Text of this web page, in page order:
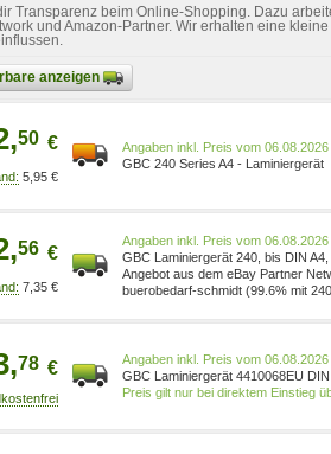
Transparenz beim Online-Shopping. Dazu
und Amazon-Partner. Wir erhalten eine
anzeigen
50 €
5,95 €
Preis vom 06.08.2026
GBC 240 Series A4 - Laminiergerät
56 €
7,35 €
Preis vom
GBC Laminiergerät 240, bis DIN
5028252645034
Angebot aus dem eBay Partner
buerobedarf-schmidt (99.6% mit
78 €
Preis vom
GBC Laminiergerät 4410068EU
(4410068EU)
Preis gilt nur bei direktem Einstieg